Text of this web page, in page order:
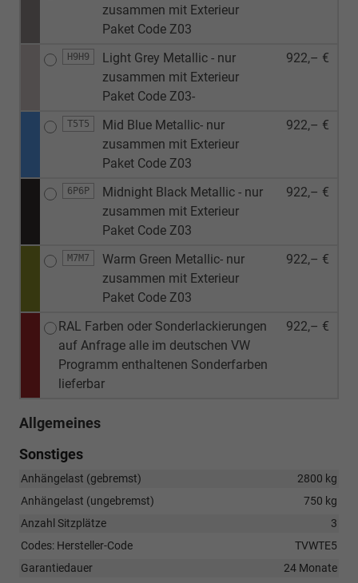
zusammen mit Exterieur
Paket Code Z03
H9H9
Light Grey Metallic - nur
zusammen mit Exterieur
Paket Code Z03-
922,– €
T5T5
Mid Blue Metallic- nur
zusammen mit Exterieur
Paket Code Z03
922,– €
6P6P
Midnight Black Metallic - nur
zusammen mit Exterieur
Paket Code Z03
922,– €
M7M7
Warm Green Metallic- nur
zusammen mit Exterieur
Paket Code Z03
922,– €
RAL Farben oder Sonderlackierungen
auf Anfrage alle im deutschen VW
Programm enthaltenen Sonderfarben
lieferbar
922,– €
Allgemeines
Sonstiges
Anhängelast (gebremst)
2800 kg
Anhängelast (ungebremst)
750 kg
Anzahl Sitzplätze
3
Codes: Hersteller-Code
TVWTE5
Garantiedauer
24 Monate